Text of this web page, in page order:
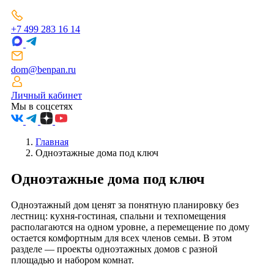
+7 499 283 16 14
dom@benpan.ru
Личный кабинет
Мы в соцсетях
Главная
Одноэтажные дома под ключ
Одноэтажные дома под ключ
Одноэтажный дом ценят за понятную планировку без
лестниц: кухня-гостиная, спальни и техпомещения
располагаются на одном уровне, а перемещение по дому
остается комфортным для всех членов семьи. В этом
разделе — проекты одноэтажных домов с разной
площадью и набором комнат.